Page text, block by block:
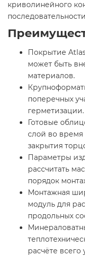
криволинейного
Покрытие
может быть
материалов.
поперечных
герметизации.
Готовые
слой во время
закрытия
Параметры
рассчитать
порядок
Монтажная
модуль для
продольных
расчёте всего